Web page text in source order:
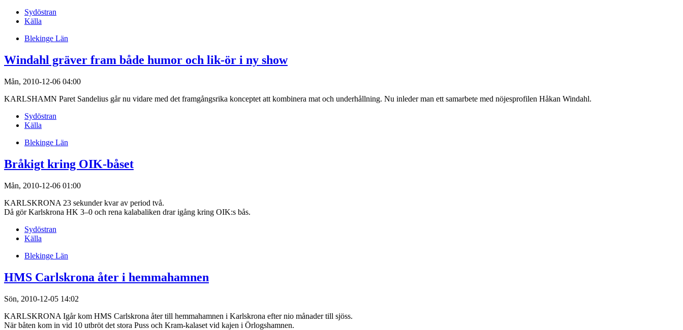
Sydöstran
Källa
Blekinge Län
Windahl gräver fram både humor och lik-ör i ny show
Mån, 2010-12-06 04:00
KARLSHAMN Paret Sandelius går nu vidare med det framgångsrika konceptet att kombinera mat och underhållning. Nu inleder man ett samarbete med nöjesprofilen Håkan Windahl.
Sydöstran
Källa
Blekinge Län
Bråkigt kring OIK-båset
Mån, 2010-12-06 01:00
KARLSKRONA 23 sekunder kvar av period två.
Då gör Karlskrona HK 3–0 och rena kalabaliken drar igång kring OIK:s bås.
Sydöstran
Källa
Blekinge Län
HMS Carlskrona åter i hemmahamnen
Sön, 2010-12-05 14:02
KARLSKRONA Igår kom HMS Carlskrona åter till hemmahamnen i Karlskrona efter nio månader till sjöss.
När båten kom in vid 10 utbröt det stora Puss och Kram-kalaset vid kajen i Örlogshamnen.